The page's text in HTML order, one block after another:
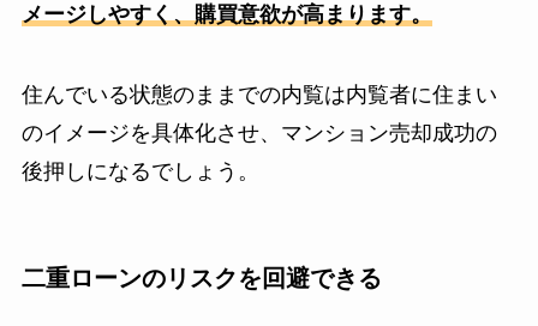
メージしやすく、購買意欲が高まります。
住んでいる状態のままでの内覧は内覧者に住まい
のイメージを具体化させ、マンション売却成功の
後押しになるでしょう。
二重ローンのリスクを回避できる